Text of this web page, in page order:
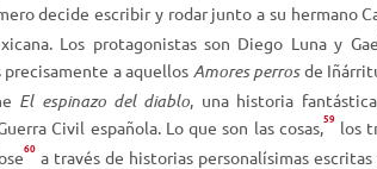
decide escribir y rodar junto a su hermano
Los protagonistas son Diego Luna y
precisamente a aquellos Amores perrosde
El espinazo del diablo , una historia
Civil española. Lo que son las cosas, 59 los
60 a través de historias personalísimas